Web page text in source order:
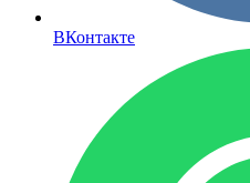
ВКонтакте